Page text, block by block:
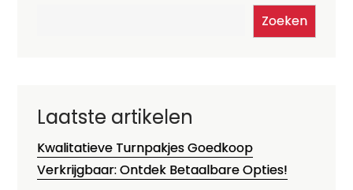
Zoeken
Laatste artikelen
Kwalitatieve Turnpakjes Goedkoop
Verkrijgbaar: Ontdek Betaalbare Opties!